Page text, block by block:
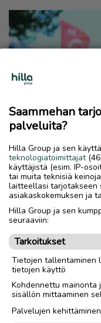
Saammehan
palveluita?
Hilla Group ja sen
teknologiatoimittajat
käyttäjistä (esim. IP-
tai muita teknisiä
laitteellasi tarjotakseen
asiakaskokemuksen ja
Hilla Group ja sen
seuraaviin:
Tarkoitukset
Tietojen
tietojen käyttö
Kohdennettu mainonta
sisällön mittaaminen
Palvelujen